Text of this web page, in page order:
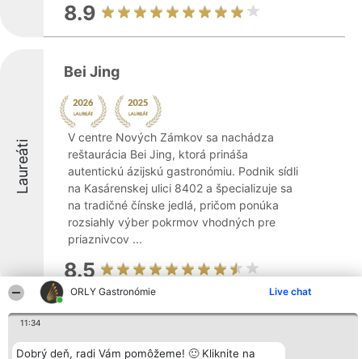
ORLY Gastronómie Live chat
11:34
Dobrý deň, radi Vám pomôžeme! 🙂 Kliknite na
8.9
Laureáti
Bei Jing
V centre Nových Zámkov sa nachádza
reštaurácia Bei Jing, ktorá prináša
autentickú ázijskú gastronómiu. Podnik sídli
na Kasárenskej ulici 8402 a špecializuje sa
na tradičné čínske jedlá, pričom ponúka
rozsiahly výber pokrmov vhodných pre
priaznivcov ...
8.5